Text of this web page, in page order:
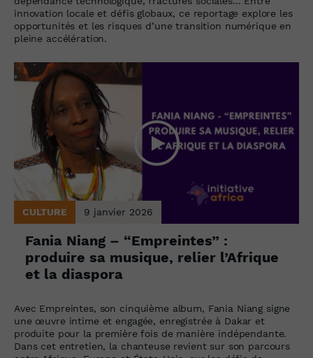
innovation locale et défis globaux, ce reportage explore les
opportunités et les risques d’une transition numérique en
pleine accélération.
CULTURE 9 janvier 2026
Fania Niang – “Empreintes” :
produire sa musique, relier l’Afrique
et la diaspora
Avec Empreintes, son cinquième album, Fania Niang signe
une œuvre intime et engagée, enregistrée à Dakar et
produite pour la première fois de manière indépendante.
Dans cet entretien, la chanteuse revient sur son parcours